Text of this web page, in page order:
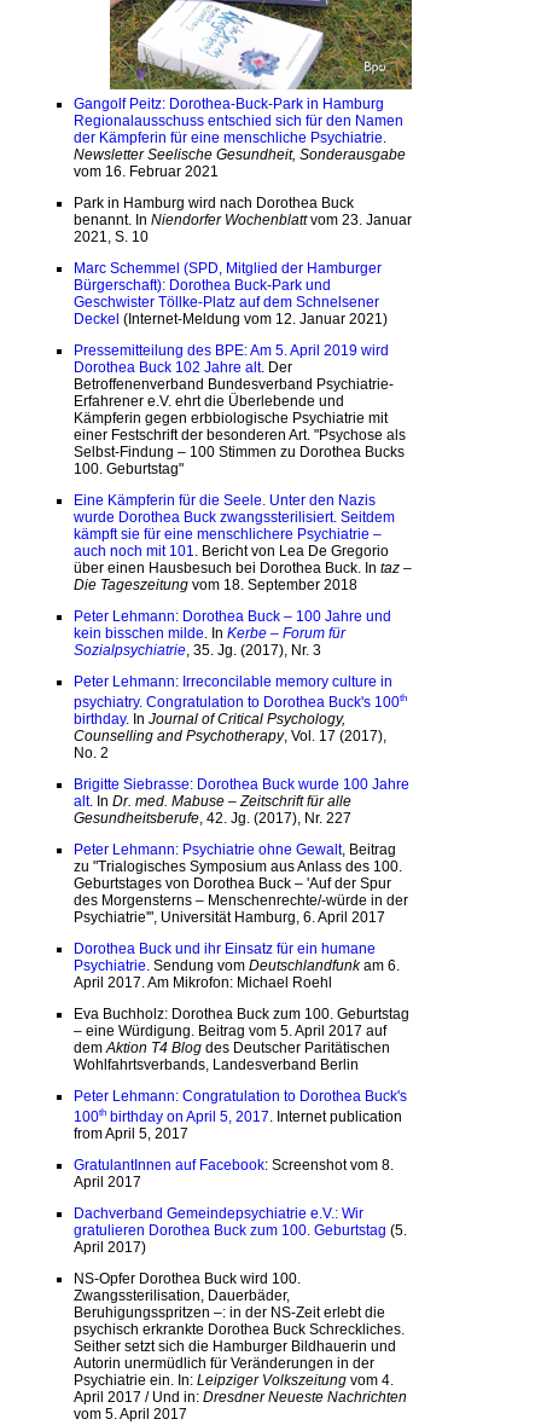
Gangolf Peitz: Dorothea-Buck-Park in Hamburg
Regionalausschuss entschied sich für den Namen
der Kämpferin für eine menschliche Psychiatrie.
Newsletter Seelische Gesundheit, Sonderausgabe
vom 16. Februar 2021
Park in Hamburg wird nach Dorothea Buck
benannt. In Niendorfer Wochenblattvom 23. Januar
2021, S. 10
Marc Schemmel (SPD, Mitglied der Hamburger
Bürgerschaft): Dorothea Buck-Park und
Geschwister Töllke-Platz auf dem Schnelsener
Deckel (Internet-Meldung vom 12. Januar 2021)
Pressemitteilung des BPE: Am 5. April 2019 wird
Dorothea Buck 102 Jahre alt. Der
Betroffenenverband Bundesverband Psychiatrie-
Erfahrener e.V. ehrt die Überlebende und
Kämpferin gegen erbbiologische Psychiatrie mit
einer Festschrift der besonderen Art. "Psychose als
Selbst-Findung – 100 Stimmen zu Dorothea Bucks
100. Geburtstag"
Eine Kämpferin für die Seele. Unter den Nazis
wurde Dorothea Buck zwangssterilisiert. Seitdem
kämpft sie für eine menschlichere Psychiatrie –
auch noch mit 101. Bericht von Lea De Gregorio
über einen Hausbesuch bei Dorothea Buck. In taz –
Die Tageszeitung vom 18. September 2018
Peter Lehmann: Dorothea Buck – 100 Jahre und
kein bisschen milde. In Kerbe – Forum für
Sozialpsychiatrie, 35. Jg. (2017), Nr. 3
Peter Lehmann: Irreconcilable memory culture in
psychiatry. Congratulation to Dorothea Buck's 100th
birthday. In Journal of Critical Psychology,
Counselling and Psychotherapy, Vol. 17 (2017),
No. 2
Brigitte Siebrasse: Dorothea Buck wurde 100 Jahre
alt. In Dr. med. Mabuse – Zeitschrift für alle
Gesundheitsberufe, 42. Jg. (2017), Nr. 227
Peter Lehmann: Psychiatrie ohne Gewalt, Beitrag
zu "Trialogisches Symposium aus Anlass des 100.
Geburtstages von Dorothea Buck – 'Auf der Spur
des Morgensterns – Menschenrechte/-würde in der
Psychiatrie'", Universität Hamburg, 6. April 2017
Dorothea Buck und ihr Einsatz für ein humane
Psychiatrie. Sendung vom Deutschlandfunkam 6.
April 2017. Am Mikrofon: Michael Roehl
Eva Buchholz: Dorothea Buck zum 100. Geburtstag
– eine Würdigung. Beitrag vom 5. April 2017 auf
demAktion T4 Blog des Deutscher Paritätischen
Wohlfahrtsverbands, Landesverband Berlin
Peter Lehmann: Congratulation to Dorothea Buck's
100th birthday on April 5, 2017. Internet publication
from April 5, 2017
GratulantInnen auf Facebook: Screenshot vom 8.
April 2017
Dachverband Gemeindepsychiatrie e.V.: Wir
gratulieren Dorothea Buck zum 100. Geburtstag (5.
April 2017)
NS-Opfer Dorothea Buck wird 100.
Zwangssterilisation, Dauerbäder,
Beruhigungsspritzen –: in der NS-Zeit erlebt die
psychisch erkrankte Dorothea Buck Schreckliches.
Seither setzt sich die Hamburger Bildhauerin und
Autorin unermüdlich für Veränderungen in der
Psychiatrie ein. In: Leipziger Volkszeitung vom 4.
April 2017 / Und in: Dresdner Neueste Nachrichten
vom 5. April 2017